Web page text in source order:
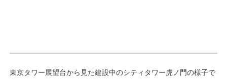
東京タワー展望台から見た建設中のシティタワー虎ノ門の様子で